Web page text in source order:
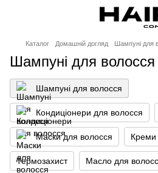
Каталог Домашній догляд Шампуні для
Шампуні для
Шампуні для волосся
Кондиціонери для волосся
Маски для волосся Креми
Термозахист Масло для